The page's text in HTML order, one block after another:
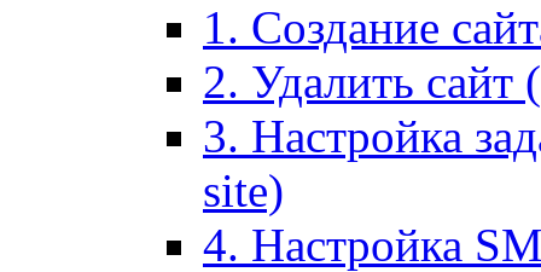
1. Создание
2. Удалить сайт
3. Настройка
site)
4. Настройка